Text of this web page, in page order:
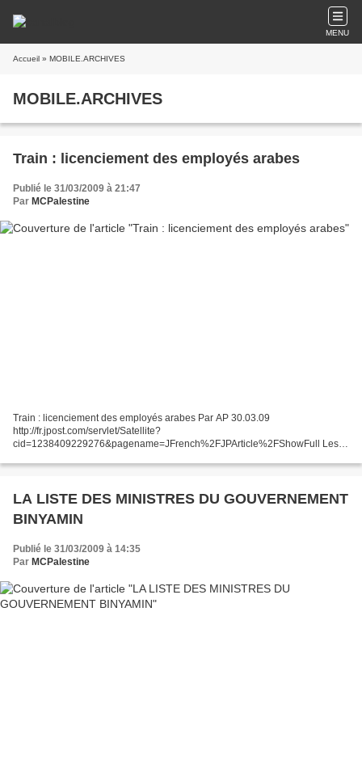
MENU
Accueil » MOBILE.ARCHIVES
MOBILE.ARCHIVES
Train : licenciement des employés arabes
Publié le 31/03/2009 à 21:47
Par MCPalestine
Train : licenciement des employés arabes Par AP 30.03.09
http://fr.jpost.com/servlet/Satellite?
cid=1238409229276&pagename=JFrench%2FJPArticle%2FShowFull Les
arabes-israéliens après...
LA LISTE DES MINISTRES DU GOUVERNEMENT
BINYAMIN
Publié le 31/03/2009 à 14:35
Par MCPalestine